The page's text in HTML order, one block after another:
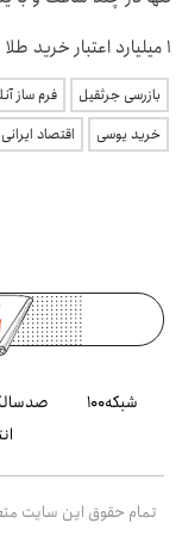
۱ میلیارد اعتبار خرید طلا | بدون ضامن و چک
بازرسی جرثقیل فرم ساز
خرید یوسی
اقتصاد ایرانی
شبکه۱۰۰
تمام حقوق این سایت